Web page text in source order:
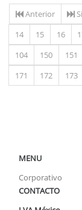
Anterior
14
15 16
104
150 151
171
172 173
MENU
Corporativo
CONTACTO